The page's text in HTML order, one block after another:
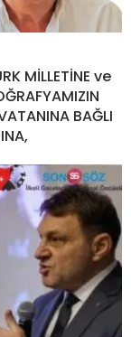
MİLLETİNE ve
BAĞLI